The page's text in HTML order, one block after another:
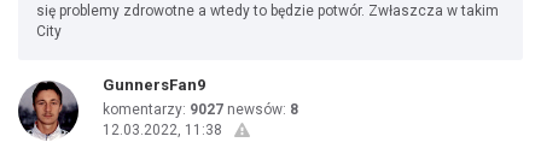
się problemy zdrowotne a wtedy to będzie potwór. Zwłaszcza w takim
City
GunnersFan9
komentarzy: 9027 newsów: 8
12.03.2022, 11:38